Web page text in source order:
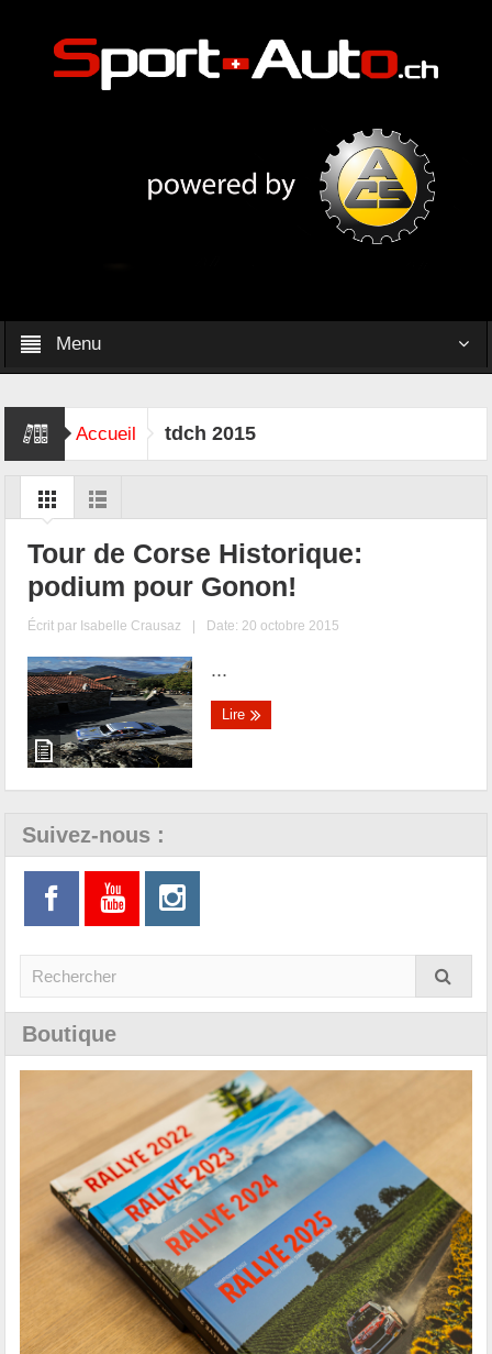
Menu
Accueil tdch 2015
Tour de Corse Historique:
podium pour Gonon!
Écrit par Isabelle Crausaz | Date: 20 octobre 2015
...
Lire
Suivez-nous :
Boutique